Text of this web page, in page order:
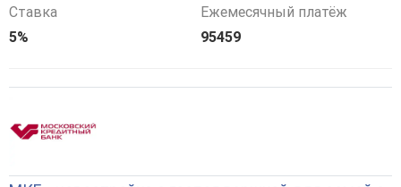
Ставка
5%
Ежемесячный платёж
95459